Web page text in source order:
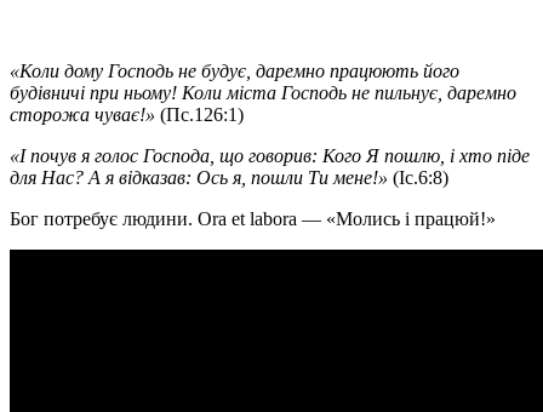
«Коли дому Господь не будує, даремно працюють його
будівничі при ньому! Коли міста Господь не пильнує, даремно
сторожа чуває!» (Пс.126:1)
«І почув я голос Господа, що говорив: Кого Я пошлю, і хто піде
для Нас? А я відказав: Ось я, пошли Ти мене!» (Iс.6:8)
Бог потребує людини. Ora et labora — «Молись і працюй!»